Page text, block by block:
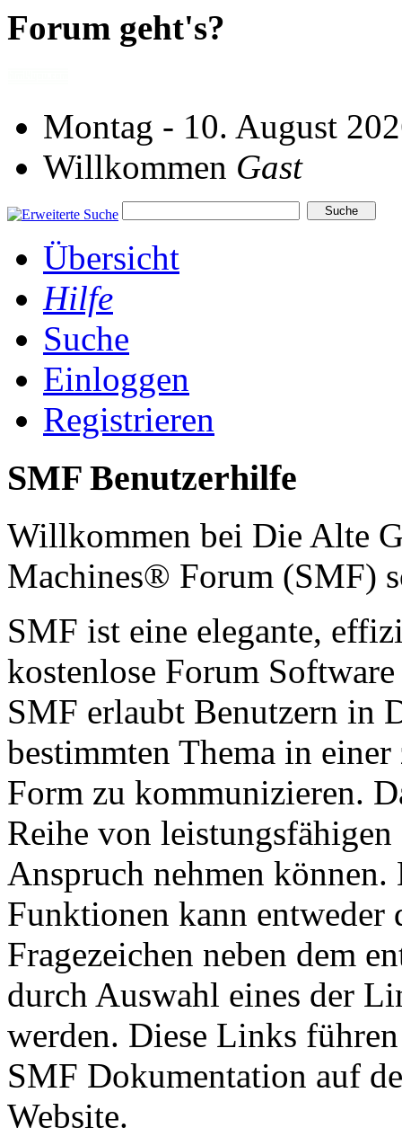
Forum geht's?
Montag - 10. August
Willkommen Gast
Übersicht
Hilfe
Suche
Einloggen
Registrieren
SMF Benutzerhilfe
Willkommen bei Die Alte
Machines® Forum (SMF)
SMF ist eine elegante,
kostenlose Forum
SMF erlaubt Benutzern in
bestimmten Thema in
Form zu kommunizieren.
Reihe von
Anspruch nehmen
Funktionen kann
Fragezeichen neben dem
durch Auswahl eines der
werden. Diese Links
SMF Dokumentation auf
Website.